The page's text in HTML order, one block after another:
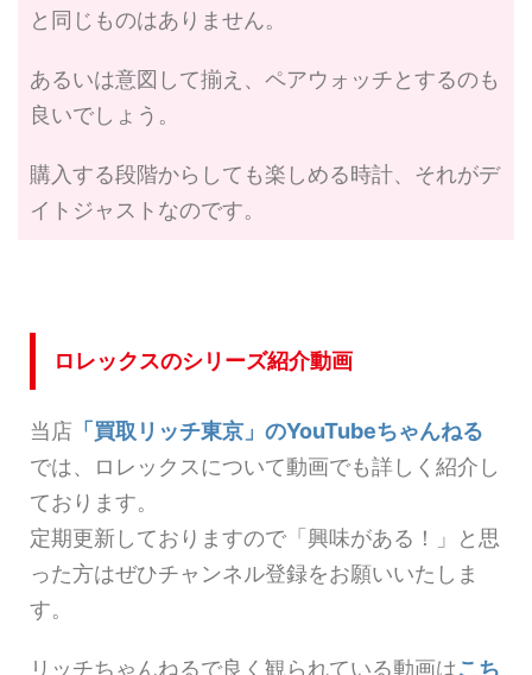
と同じものはありません。
あるいは意図して揃え、ペアウォッチとするのも
良いでしょう。
購入する段階からしても楽しめる時計、それがデ
イトジャストなのです。
ロレックスのシリーズ紹介動画
当店 「買取リッチ東京」のYouTubeちゃんねる
では、ロレックスについて動画でも詳しく紹介し
ております。
定期更新しておりますので「興味がある！」と思
った方はぜひチャンネル登録をお願いいたしま
す。
リッチちゃんねるで良く観られている動画はこち